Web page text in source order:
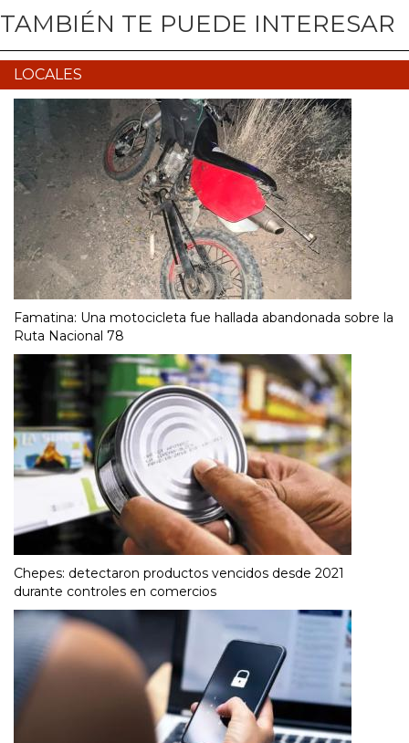
TAMBIÉN TE PUEDE INTERESAR
LOCALES
Famatina: Una motocicleta fue hallada abandonada sobre la
Ruta Nacional 78
Chepes: detectaron productos vencidos desde 2021
durante controles en comercios